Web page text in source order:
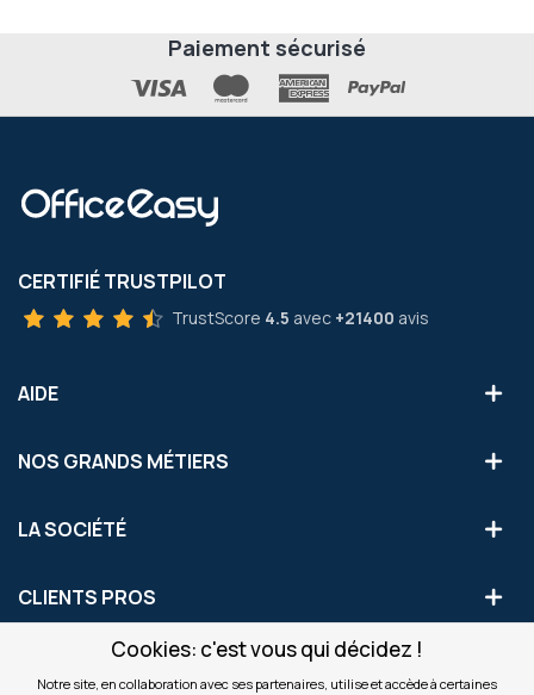
Cookies: c'est vous qui décidez !
Notre site, en collaboration avec ses partenaires, utilise et accède à certaines
Paiement sécurisé
CERTIFIÉ TRUSTPILOT
TrustScore 4.5 avec +21400 avis
AIDE
NOS GRANDS MÉTIERS
LA SOCIÉTÉ
CLIENTS PROS
S'INSCRIRE AUX OFFRES COMMERCIALES